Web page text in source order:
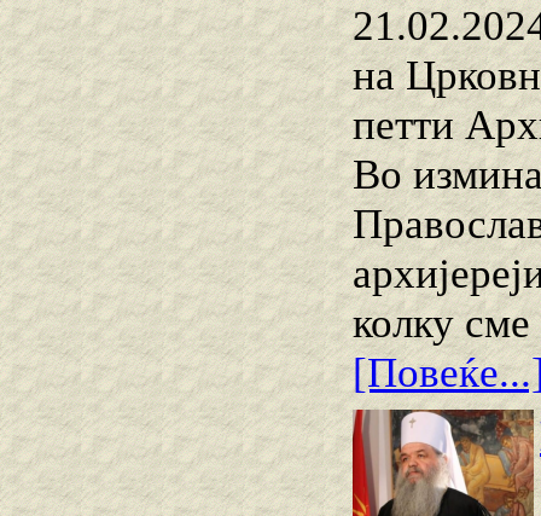
на
петти
Во
колку